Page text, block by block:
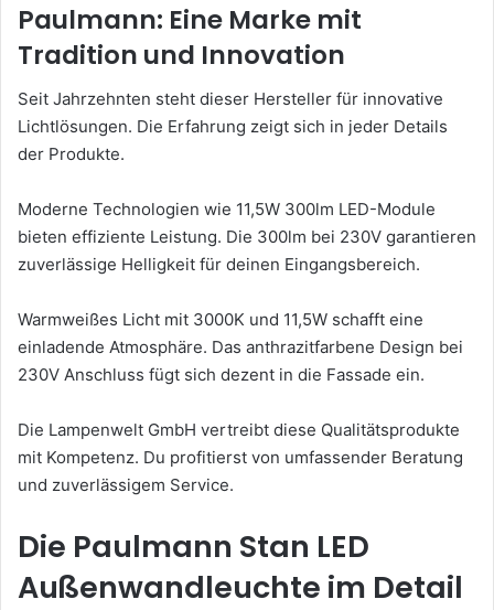
Paulmann: Eine Marke mit
Tradition und Innovation
Seit Jahrzehnten steht dieser Hersteller für innovative
Lichtlösungen. Die Erfahrung zeigt sich in jeder Details
der Produkte.
Moderne Technologien wie 11,5W 300lm LED-Module
bieten effiziente Leistung. Die 300lm bei 230V garantieren
zuverlässige Helligkeit für deinen Eingangsbereich.
Warmweißes Licht mit 3000K und 11,5W schafft eine
einladende Atmosphäre. Das anthrazitfarbene Design bei
230V Anschluss fügt sich dezent in die Fassade ein.
Die Lampenwelt GmbH vertreibt diese Qualitätsprodukte
mit Kompetenz. Du profitierst von umfassender Beratung
und zuverlässigem Service.
Die Paulmann Stan LED
Außenwandleuchte im Detail